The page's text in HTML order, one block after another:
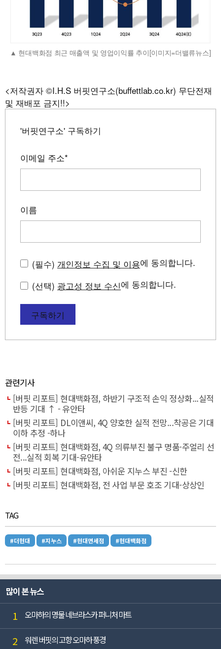
현대백화점 최근 매출액 및 영업이익률 추이[이미지=더밸류뉴스]
<저작권자 ©I.H.S 버핏연구소(buffettlab.co.kr) 무단전재
및 재배포 금지!!>
'버핏연구소' 구독하기
이메일 주소*
이름
(필수) 개인정보 수집 및 이용에 동의합니다.
(선택) 광고성 정보 수신에 동의합니다.
구독하기
관련기사
[버핏 리포트] 현대백화점, 하반기 구조적 손익 정상화...실적
반등 기대 ↑ - 유안타
[버핏 리포트] DL이앤씨, 4Q 양호한 실적 전망...착공은 기대
이하 추정 -하나
[버핏 리포트] 현대백화점, 4Q 의류부진 불구 명품·주얼리 선
전...실적 회복 기대-유안타
[버핏 리포트] 현대백화점, 아쉬운 지누스 부진 -신한
[버핏 리포트] 현대백화점, 전 사업 부문 호조 기대-상상인
TAG
#더현대 #지누스 #현대면세점 #현대백화점
많이 본 뉴스
1 오마하의 명물 네브라스카 퍼니처 마트
2 워렌 버핏의 고향 오마하 풍경